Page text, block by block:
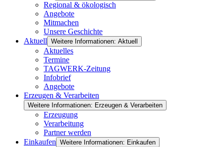
Regional & ökologisch
Angebote
Mitmachen
Unsere Geschichte
Aktuell Weitere Informationen: Aktuell
Aktuelles
Termine
TAGWERK-Zeitung
Infobrief
Angebote
Erzeugen & Verarbeiten
Weitere Informationen: Erzeugen & Verarbeiten
Erzeugung
Verarbeitung
Partner werden
Einkaufen Weitere Informationen: Einkaufen